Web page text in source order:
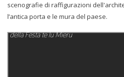
scenografie di raffigurazioni
l’antica porta e le mura del paese.
della Festa te lu Mieru